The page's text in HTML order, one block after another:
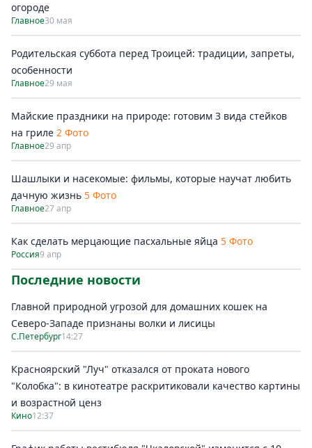
огороде
Главное30 мая
Родительская суббота перед Троицей: традиции, запреты,
особенности
Главное29 мая
Майские праздники на природе: готовим 3 вида стейков
на гриле 2 Фото
Главное29 апр
Шашлыки и насекомые: фильмы, которые научат любить
дачную жизнь 5 Фото
Главное27 апр
Как сделать мерцающие пасхальные яйца 5 Фото
Россия9 апр
Последние новости
Главной природной угрозой для домашних кошек на
Северо-Западе признаны волки и лисицы
С.Петербург14:27
Красноярский "Луч" отказался от проката нового
"Колобка": в кинотеатре раскритиковали качество картины
и возрастной ценз
Кино12:37